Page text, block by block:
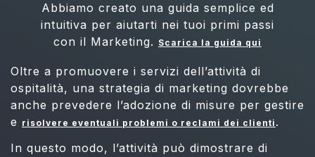
Abbiamo creato una guida semplice ed
intuitiva per aiutarti nei tuoi primi passi
con il Marketing. Scarica la guida qui
Oltre a promuovere i servizi dell’attività di
ospitalità, una strategia di marketing dovrebbe
anche prevedere l’adozione di misure per gestire
e risolvere eventuali problemi o reclami dei clienti .
In questo modo, l’attività può dimostrare di